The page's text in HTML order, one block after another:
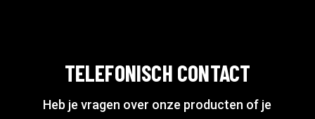
TELEFONISCH CONTACT
Heb je vragen over onze producten of je